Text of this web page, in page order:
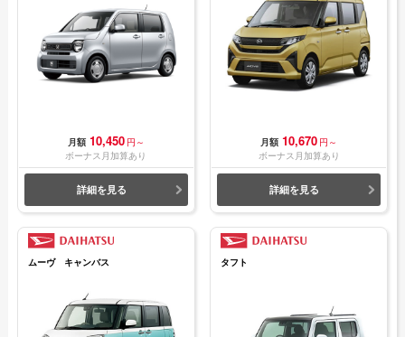
月額 10,450 円～
ボーナス月加算あり
詳細を見る
月額 10,670 円～
ボーナス月加算あり
詳細を見る
ムーヴ キャンバス タフト